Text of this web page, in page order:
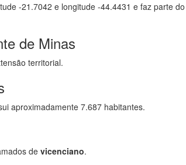
-21.7042 e longitude -44.4431 e faz parte
de Minas
territorial.
aproximadamente 7.687 habitantes.
devicenciano.